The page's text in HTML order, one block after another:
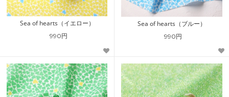
Sea of hearts（イエロー）
990円
Sea of hearts（ブルー）
990円